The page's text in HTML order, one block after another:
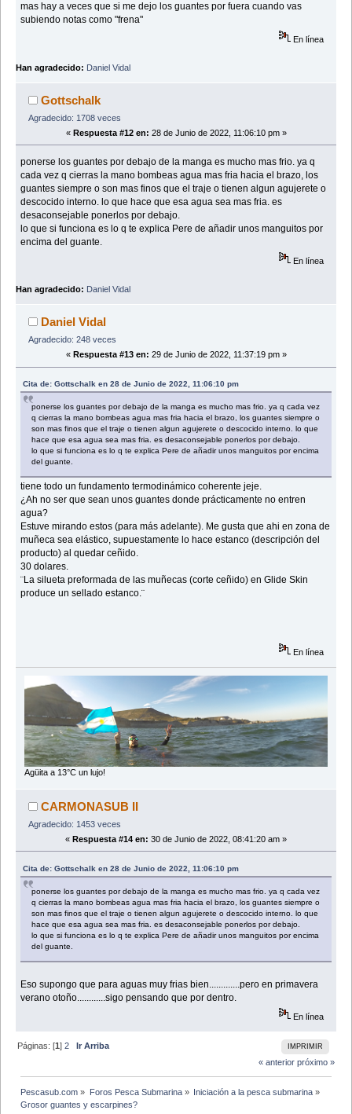
mas hay a veces que si me dejo los guantes por fuera cuando vas
subiendo notas como "frena"
En línea
Han agradecido: Daniel Vidal
Gottschalk
Agradecido: 1708 veces
« Respuesta #12 en: 28 de Junio de 2022, 11:06:10 pm »
ponerse los guantes por debajo de la manga es mucho mas frio. ya q
cada vez q cierras la mano bombeas agua mas fria hacia el brazo, los
guantes siempre o son mas finos que el traje o tienen algun agujerete o
descocido interno. lo que hace que esa agua sea mas fria. es
desaconsejable ponerlos por debajo.
lo que si funciona es lo q te explica Pere de añadir unos manguitos por
encima del guante.
En línea
Han agradecido: Daniel Vidal
Daniel Vidal
Agradecido: 248 veces
« Respuesta #13 en: 29 de Junio de 2022, 11:37:19 pm »
Cita de: Gottschalk en 28 de Junio de 2022, 11:06:10 pm
ponerse los guantes por debajo de la manga es mucho mas frio. ya q cada vez
q cierras la mano bombeas agua mas fria hacia el brazo, los guantes siempre o
son mas finos que el traje o tienen algun agujerete o descocido interno. lo que
hace que esa agua sea mas fria. es desaconsejable ponerlos por debajo.
lo que si funciona es lo q te explica Pere de añadir unos manguitos por encima
del guante.
tiene todo un fundamento termodinámico coherente jeje.
¿Ah no ser que sean unos guantes donde prácticamente no entren
agua?
Estuve mirando estos (para más adelante). Me gusta que ahi en zona de
muñeca sea elástico, supuestamente lo hace estanco (descripción del
producto) al quedar ceñido.
30 dolares.
¨La silueta preformada de las muñecas (corte ceñido) en Glide Skin
produce un sellado estanco.¨
En línea
Agüita a 13°C un lujo!
CARMONASUB II
Agradecido: 1453 veces
« Respuesta #14 en: 30 de Junio de 2022, 08:41:20 am »
Cita de: Gottschalk en 28 de Junio de 2022, 11:06:10 pm
ponerse los guantes por debajo de la manga es mucho mas frio. ya q cada vez
q cierras la mano bombeas agua mas fria hacia el brazo, los guantes siempre o
son mas finos que el traje o tienen algun agujerete o descocido interno. lo que
hace que esa agua sea mas fria. es desaconsejable ponerlos por debajo.
lo que si funciona es lo q te explica Pere de añadir unos manguitos por encima
del guante.
Eso supongo que para aguas muy frias bien.............pero en primavera
verano otoño............sigo pensando que por dentro.
En línea
IMPRIMIR
Páginas: [1]2
Ir Arriba
« anterior próximo »
Pescasub.com » Foros Pesca Submarina» Iniciación a la pesca submarina»
Grosor guantes y escarpines?